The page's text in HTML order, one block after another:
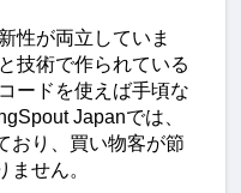
性が両立していま
技術で作られている
ードを使えば手頃な
Japanでは、
おり、買い物客が節
せん。